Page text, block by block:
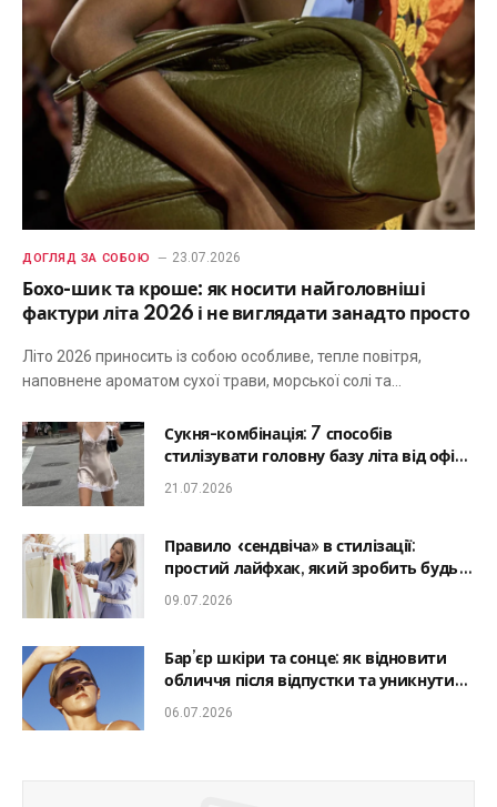
ДОГЛЯД ЗА СОБОЮ 23.07.2026
Бохо-шик та кроше: як носити найголовніші
фактури літа 2026 і не виглядати занадто просто
Літо 2026 приносить із собою особливе, тепле повітря,
наповнене ароматом сухої трави, морської солі та…
Сукня-комбінація: 7 способів
стилізувати головну базу літа від офісу
до романтичної вечері
21.07.2026
Правило «сендвіча» в стилізації:
простий лайфхак, який зробить будь-
який образ гармонійним
09.07.2026
Бар’єр шкіри та сонце: як відновити
обличчя після відпустки та уникнути
фотостаріння
06.07.2026